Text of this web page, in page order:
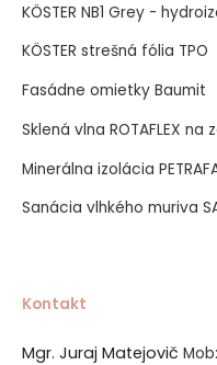
KÖSTER NB1 Grey -
KÖSTER strešná fólia TPO
Fasádne omietky Baumit
Sklená vlna ROTAFLEX
Minerálna izolácia
Sanácia vlhkého muriva
Kontakt
Mgr. Juraj Matejovič Mob: